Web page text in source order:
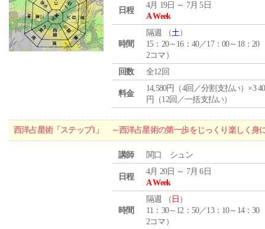
日程
4月 19日 ～ 7月 5日
A Week
時間
隔週 （土）
15：20～16：40／17：00～18：20
2コマ）
回数
全12回
料金
14,580円（4回／分割支払い）×3
円（12回／一括支払い）
西洋占星術「ステップ1」 ～西洋占星術の第一歩をじっくり楽しく身
講師 関口 シュン
日程
4月 20日 ～ 7月 6日
A Week
時間
隔週 （ 日 ）
11：30～12：50／13：10～14：30
2コマ）